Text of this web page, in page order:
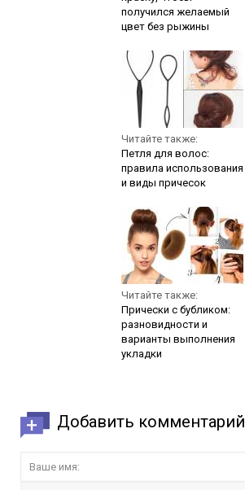
получился желаемый
цвет без рыжины
Читайте также:
Петля для волос:
правила использования
и виды причесок
Читайте также:
Прически с бубликом:
разновидности и
варианты выполнения
укладки
Добавить комментарий